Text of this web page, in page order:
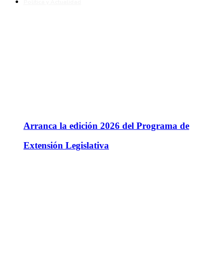
Arranca la edición 2026 del Programa de
Extensión Legislativa